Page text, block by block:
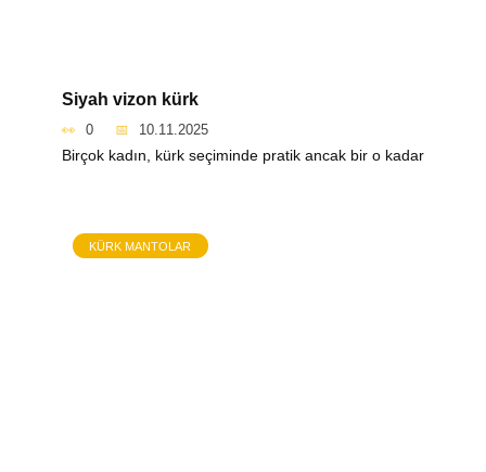
Siyah vizon kürk
0 10.11.2025
Birçok kadın, kürk seçiminde pratik ancak bir o kadar
KÜRK MANTOLAR